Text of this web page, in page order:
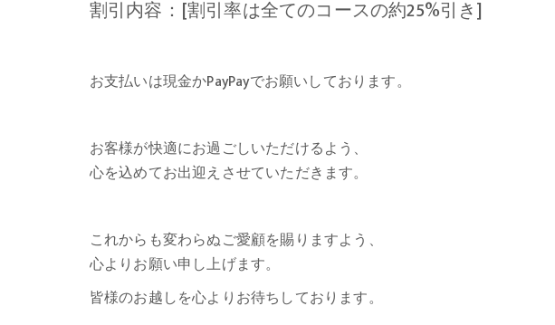
割引内容：[割引率は全てのコースの約25%引き]
お支払いは現金かPayPayでお願いしております。
お客様が快適にお過ごしいただけるよう、
心を込めてお出迎えさせていただきます。
これからも変わらぬご愛顧を賜りますよう、
心よりお願い申し上げます。
皆様のお越しを心よりお待ちしております。